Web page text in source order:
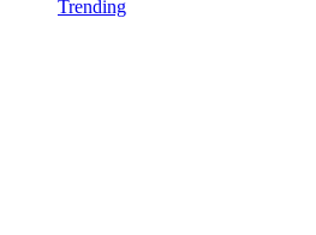
Trending